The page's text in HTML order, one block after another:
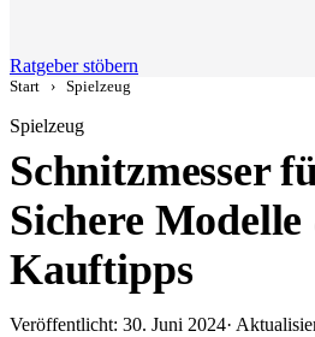
Ratgeber stöbern
Start › Spielzeug
Spielzeug
Schnitzmesser
Sichere
Kauftipps
Veröffentlicht: 30. Juni 2024·